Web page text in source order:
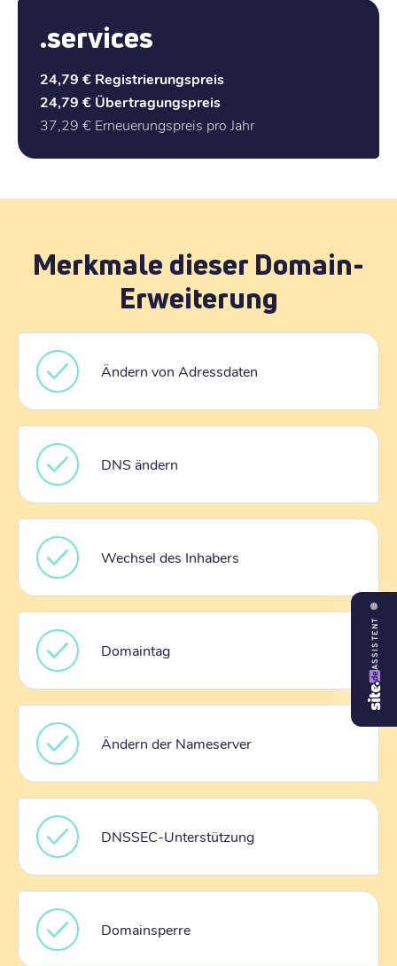
.services
24,79 € Registrierungspreis
24,79 € Übertragungspreis
37,29 € Erneuerungspreis pro Jahr
Merkmale dieser Domain-
Erweiterung
Ändern von Adressdaten
DNS ändern
Wechsel des Inhabers
Domaintag
Ändern der Nameserver
DNSSEC-Unterstützung
Domainsperre
ASSISTENT